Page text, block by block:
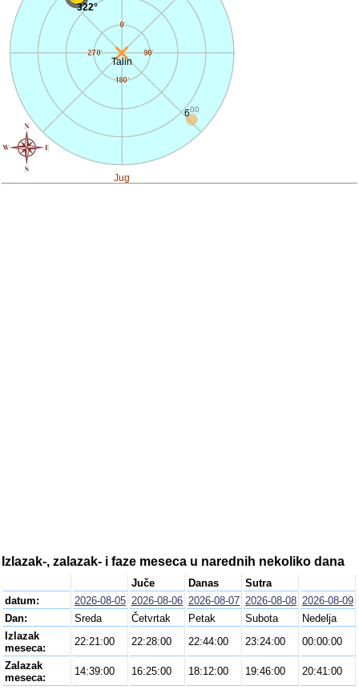
Talin
600
322°
Jug
Izlazak-, zalazak- i faze meseca u narednih nekoliko dana
Juče Danas
Sutra
datum:
2026-08-05 2026-08-06 2026-08-07 2026-08-08 2026-08-09
Dan:
Sreda Četvrtak Petak Subota
Nedelja
Izlazak
meseca:
22:21:00 22:28:00 22:44:00 23:24:00
00:00:00
Zalazak
meseca:
14:39:00 16:25:00 18:12:00 19:46:00 20:41:00